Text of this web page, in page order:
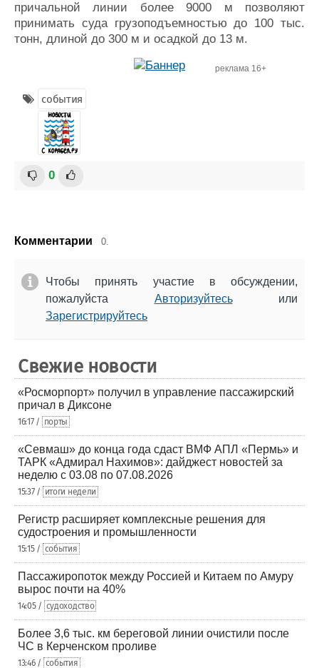
причальной линии более 9000 м позволяют
принимать суда грузоподъемностью до 100 тыс.
тонн, длиной до 300 м и осадкой до 13 м.
реклама 16+
события
0
Комментарии 0.
Чтобы принять участие в обсуждении,
пожалуйста Авторизуйтесьили
Зарегистрируйтесь
Свежие новости
«Росморпорт» получил в управление пассажирский
причал в Диксоне
16:17 / порты
«Севмаш» до конца года сдаст ВМФ АПЛ «Пермь» и
ТАРК «Адмирал Нахимов»: дайджест новостей за
неделю с 03.08 по 07.08.2026
15:37 / итоги недели
Регистр расширяет комплексные решения для
судостроения и промышленности
15:15 / события
Пассажиропоток между Россией и Китаем по Амуру
вырос почти на 40%
14:05 / судоходство
Более 3,6 тыс. км береговой линии очистили после
ЧС в Керченском проливе
13:46 / события